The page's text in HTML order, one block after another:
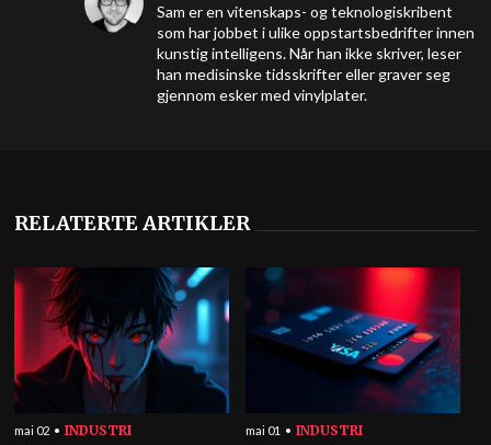
Sam er en vitenskaps- og teknologiskribent
som har jobbet i ulike oppstartsbedrifter innen
kunstig intelligens. Når han ikke skriver, leser
han medisinske tidsskrifter eller graver seg
gjennom esker med vinylplater.
RELATERTE ARTIKLER
mai 02 INDUSTRI mai 01 INDUSTRI